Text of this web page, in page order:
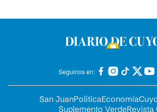
Seguinos en:
San JuanPolíticaEconomía
Suplemento VerdeRevista